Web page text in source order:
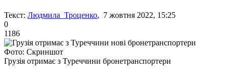
Текст: Людмила Троценко, 7 жовтня 2022, 15:25
0
1186
Фото: Скриншот
Грузія отримає з Туреччини бронетранспортери